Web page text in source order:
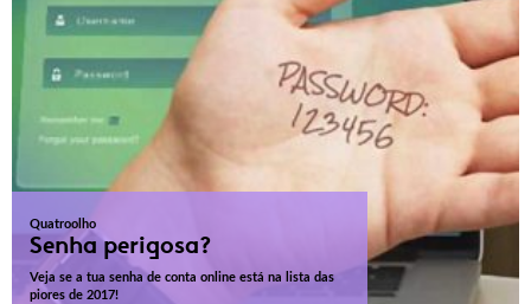
Quatroolho
Senha perigosa?
Veja se a tua senha de conta online está na lista das
piores de 2017!